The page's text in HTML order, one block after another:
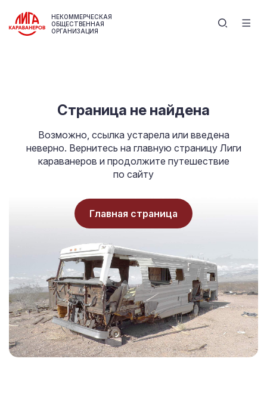
НЕКОММЕРЧЕСКАЯ
ОБЩЕСТВЕННАЯ
ОРГАНИЗАЦИЯ
Страница не найдена
Возможно, ссылка устарела или введена
неверно. Вернитесь на главную страницу Лиги
караванеров и продолжите путешествие
по сайту
Главная страница